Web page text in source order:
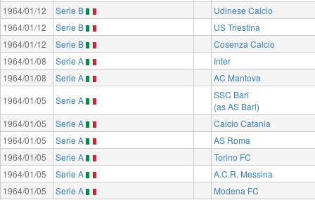
1964/01/12
Serie B
Udinese Calcio
1964/01/12
Serie B
US Triestina
1964/01/12
Serie B
Cosenza Calcio
1964/01/08
Serie A
Inter
1964/01/08
Serie A
AC Mantova
1964/01/05
Serie A
SSC Bari
(as AS Bari)
1964/01/05
Serie A
Calcio Catania
1964/01/05
Serie A
AS Roma
1964/01/05
Serie A
Torino FC
1964/01/05
Serie A
A.C.R. Messina
1964/01/05
Serie A
Modena FC